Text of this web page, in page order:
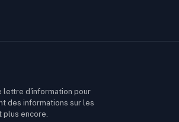
lettre d'information pour
des informations sur les
encore.